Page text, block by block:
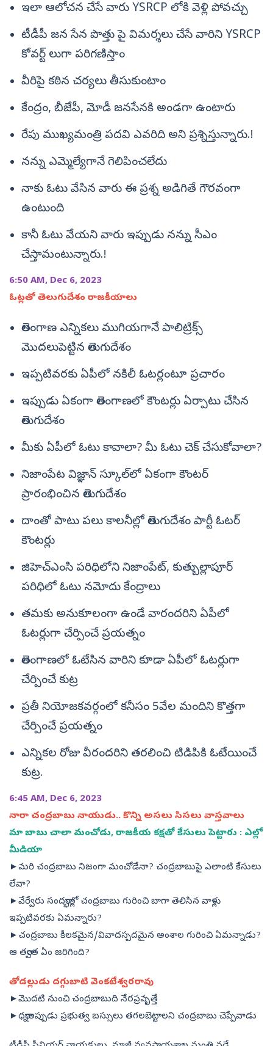
ఇలా ఆలోచన చేసే వారు YSRCP లోకి వెళ్లి పోవచ్చు
టీడీపీ జన సేన పొత్తు పై విమర్శలు చేసే వారిని YSRCP
కోవర్ట్ లుగా పరిగణిస్తాం
వీరిపై కఠిన చర్యలు తీసుకుంటాం
కేంద్రం, బీజేపీ, మోడీ జనసేనకి అండగా ఉంటారు
రేపు ముఖ్యమంత్రి పదవి ఎవరిది అని ప్రశ్నిస్తున్నారు.!
నన్ను ఎమ్మెల్యేగానే గెలిపించలేదు
నాకు ఓటు వేసిన వారు ఈ ప్రశ్న అడిగితే గౌరవంగా
ఉంటుంది
కానీ ఓటు వేయని వారు ఇప్పుడు నన్ను సీఎం
చేస్తామంటున్నారు.!
6:50 AM, Dec 6, 2023
ఓట్లతో తెలుగుదేశం రాజకీయాలు
తెలంగాణ ఎన్నికలు ముగియగానే పాలిట్రిక్స్‌
మొదలుపెట్టిన తెలుగుదేశం
ఇప్పటివరకు ఏపీలో నకిలీ ఓటర్లంటూ ప్రచారం
ఇప్పుడు ఏకంగా తెలంగాణలో కౌంటర్లు ఏర్పాటు చేసిన
తెలుగుదేశం
మీకు ఏపీలో ఓటు కావాలా? మీ ఓటు చెక్‌ చేసుకోవాలా?
నిజాంపేట విజ్ఞాన్‌ స్కూల్‌లో ఏకంగా కౌంటర్‌
ప్రారంభించిన తెలుగుదేశం
దాంతో పాటు పలు కాలనీల్లో తెలుగుదేశం పార్టీ ఓటర్‌
కౌంటర్లు
జిహెచ్ఎంసి పరిధిలోని నిజాంపేట్, కుత్బుల్లాపూర్
పరిధిలో ఓటు నమోదు కేంద్రాలు
తమకు అనుకూలంగా ఉండే వారందరిని ఏపీలో
ఓటర్లుగా చేర్పించే ప్రయత్నం
తెలంగాణలో ఓటేసిన వారిని కూడా ఏపీలో ఓటర్లుగా
చేర్పించే కుట్ర
ప్రతీ నియోజకవర్గంలో కనీసం 5వేల మందిని కొత్తగా
చేర్పించే ప్రయత్నం
ఎన్నికల రోజు వీరందరిని తరలించి టిడిపికి ఓటేయించే
కుట్ర.
6:45 AM, Dec 6, 2023
నారా చంద్రబాబు నాయుడు.. కొన్ని అసలు సిసలు వాస్తవాలు
మా బాబు చాలా మంచోడు, రాజకీయ కక్షతో కేసులు పెట్టారు : ఎల్లో
మీడియా
►మరి చంద్రబాబు నిజంగా మంచోడేనా? చంద్రబాబుపై ఎలాంటి కేసులు
లేవా?
►వేర్వేరు సందర్భాల్లో చంద్రబాబు గురించి బాగా తెలిసిన వాళ్లు
ఇప్పటివరకు ఏమన్నారు?
►చంద్రబాబు కీలకమైన/వివాదస్పదమైన అంశాల గురించి ఏమన్నాడు?
ఆ తర్వాత ఏం జరిగింది?
తోడల్లుడు దగ్గుబాటి వెంకటేశ్వరరావు
►మొదటి నుంచి చంద్రబాబుది నేరప్రవృత్తే
►ధర్నాలప్పుడు ప్రభుత్వ బస్సులు తగలబెట్టాలని చంద్రబాబు చెప్పేవాడు